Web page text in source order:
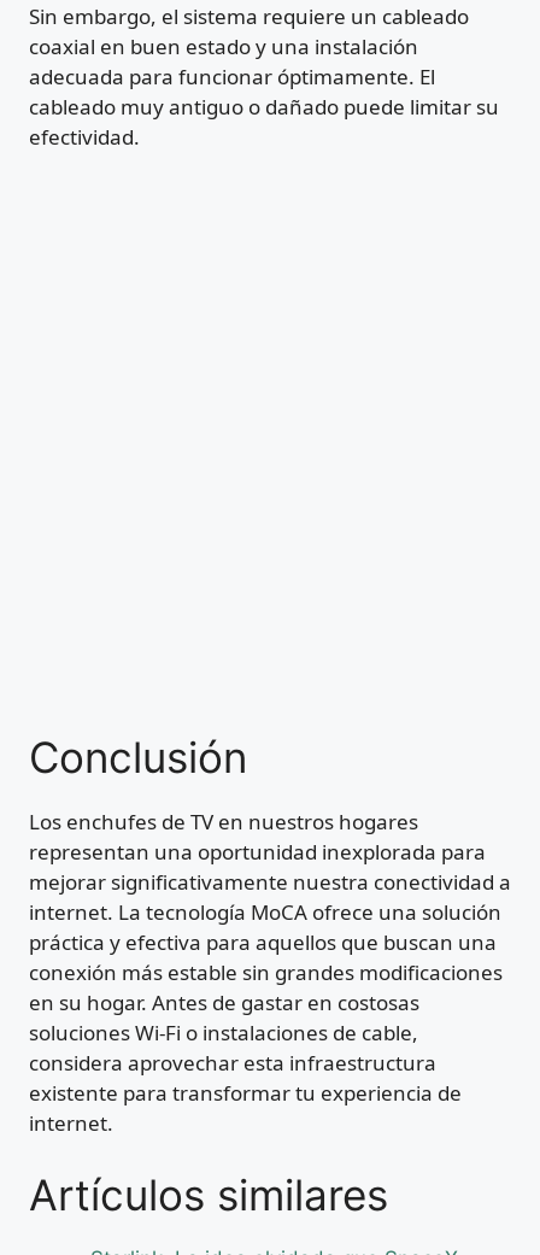
Sin embargo, el sistema requiere un cableado
coaxial en buen estado y una instalación
adecuada para funcionar óptimamente. El
cableado muy antiguo o dañado puede limitar su
efectividad.
Conclusión
Los enchufes de TV en nuestros hogares
representan una oportunidad inexplorada para
mejorar significativamente nuestra conectividad a
internet. La tecnología MoCA ofrece una solución
práctica y efectiva para aquellos que buscan una
conexión más estable sin grandes modificaciones
en su hogar. Antes de gastar en costosas
soluciones Wi-Fi o instalaciones de cable,
considera aprovechar esta infraestructura
existente para transformar tu experiencia de
internet.
Artículos similares